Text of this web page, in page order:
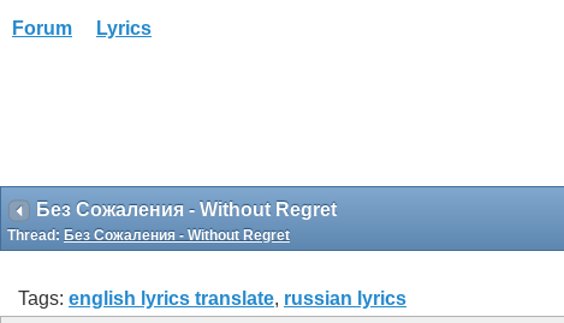
Forum Lyrics
Без Сожаления - Without Regret
Thread: Без Сожаления - Without Regret
Tags: english lyrics translate, russian lyrics